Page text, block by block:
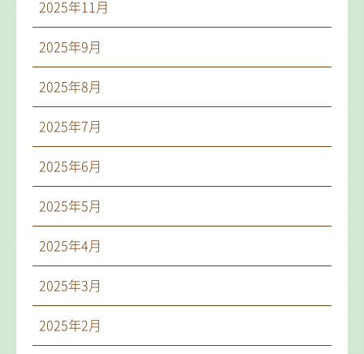
2025年11月
2025年9月
2025年8月
2025年7月
2025年6月
2025年5月
2025年4月
2025年3月
2025年2月